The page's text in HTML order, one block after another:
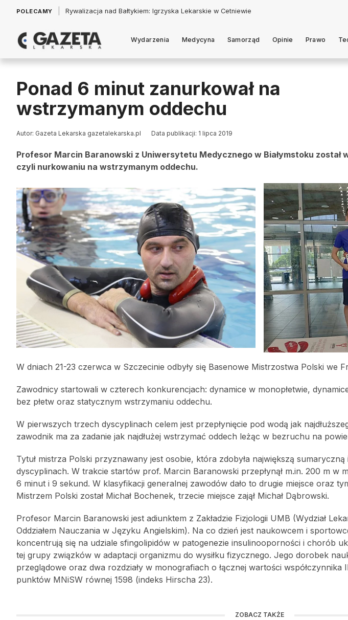
POLECAMY Łukasz Jankowski: Politycy w pogoni za króliczkiem
Wydarzenia Medycyna Samorząd Opinie Prawo
Ponad 6 minut zanurkował na
wstrzymanym oddechu
Autor: Gazeta Lekarska gazetalekarska.pl Data publikacji: 1 lipca 2019
Profesor Marcin Baranowski z Uniwersytetu Medycznego w Białymstoku został
czyli nurkowaniu na wstrzymanym oddechu.
W dniach 21-23 czerwca w Szczecinie odbyły się Basenowe Mistrzostwa Polski we
Zawodnicy startowali w czterech konkurencjach: dynamice w monopłetwie,
bez płetw oraz statycznym wstrzymaniu oddechu.
W pierwszych trzech dyscyplinach celem jest przepłynięcie pod wodą jak
zawodnik ma za zadanie jak najdłużej wstrzymać oddech leżąc w bezruchu na
Tytuł mistrza Polski przyznawany jest osobie, która zdobyła największą
dyscyplinach. W trakcie startów prof. Marcin Baranowski przepłynął m.in. 200 m w
6 minut i 9 sekund. W klasyfikacji generalnej zawodów dało to drugie miejsce oraz
Mistrzem Polski został Michał Bochenek, trzecie miejsce zajął Michał Dąbrowski.
Profesor Marcin Baranowski jest adiunktem z Zakładzie Fizjologii UMB (Wydział
Oddziałem Nauczania w Języku Angielskim). Na co dzień jest naukowcem i
koncentrują się na udziale sfingolipidów w patogenezie insulinooporności i chorób
tej grupy związków w adaptacji organizmu do wysiłku fizycznego. Jego dorobek
przeglądowe oraz dwa rozdziały w monografiach o łącznej wartości współczynnika
punktów MNiSW równej 1598 (indeks Hirscha 23).
ZOBACZ TAKŻE